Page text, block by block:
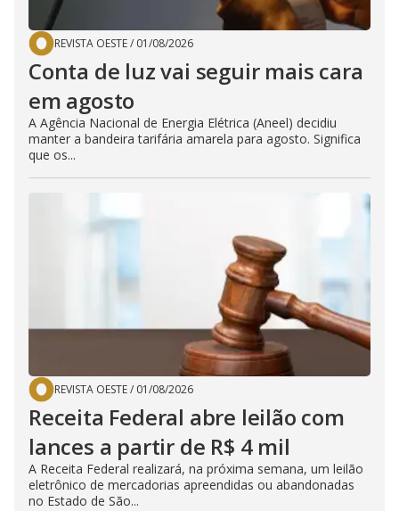
REVISTA OESTE/ 01/08/2026
Conta de luz vai seguir mais cara
em agosto
A Agência Nacional de Energia Elétrica (Aneel) decidiu
manter a bandeira tarifária amarela para agosto. Significa
que os...
REVISTA OESTE/ 01/08/2026
Receita Federal abre leilão com
lances a partir de R$ 4 mil
A Receita Federal realizará, na próxima semana, um leilão
eletrônico de mercadorias apreendidas ou abandonadas
no Estado de São...